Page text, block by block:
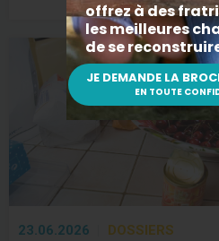
23.06.2026 DOSSIERS